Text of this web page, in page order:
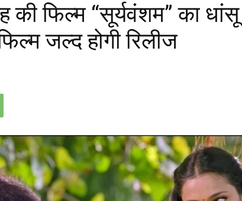
की फिल्म “सूर्यवंशम” का धांसू
जल्द होगी रिलीज